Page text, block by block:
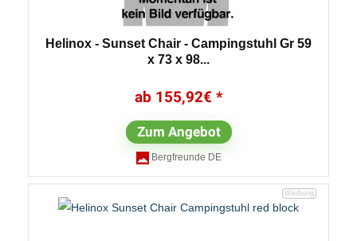
Helinox - Sunset Chair - Campingstuhl Gr 59
x 73 x 98...
155,92€
Zum Angebot
Bergfreunde DE